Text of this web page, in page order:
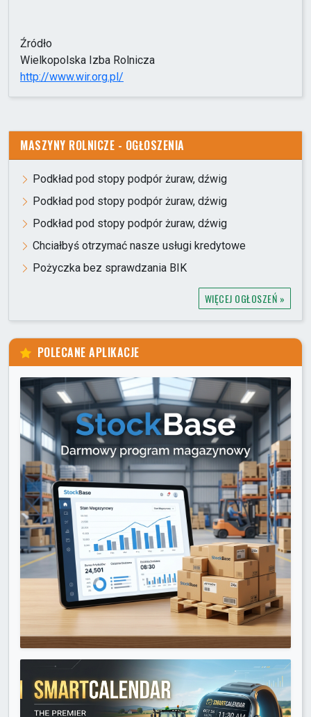
Źródło
Wielkopolska Izba Rolnicza
http://www.wir.org.pl/
MASZYNY ROLNICZE - OGŁOSZENIA
Podkład pod stopy podpór żuraw, dźwig
Podkład pod stopy podpór żuraw, dźwig
Podkład pod stopy podpór żuraw, dźwig
Chciałbyś otrzymać nasze usługi kredytowe
Pożyczka bez sprawdzania BIK
WIĘCEJ OGŁOSZEŃ »
POLECANE APLIKACJE